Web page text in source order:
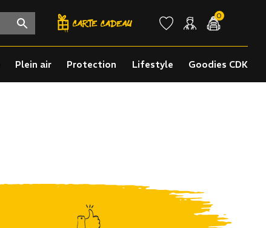
0
Plein air Protection Lifestyle Goodies CDK